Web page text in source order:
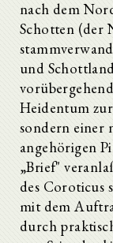
nach dem
Schotten (der
und
Heidentum
sondern einer
angehörigen
„Brief"
des Coroticus
mit dem
durch